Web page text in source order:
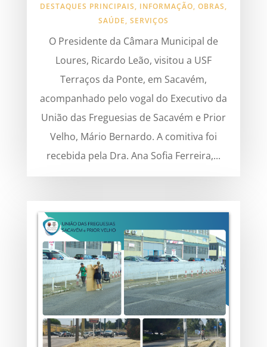
DESTAQUES PRINCIPAIS, INFORMAÇÃO, OBRAS,
SAÚDE, SERVIÇOS
O Presidente da Câmara Municipal de
Loures, Ricardo Leão, visitou a USF
Terraços da Ponte, em Sacavém,
acompanhado pelo vogal do Executivo da
União das Freguesias de Sacavém e Prior
Velho, Mário Bernardo. A comitiva foi
recebida pela Dra. Ana Sofia Ferreira,...